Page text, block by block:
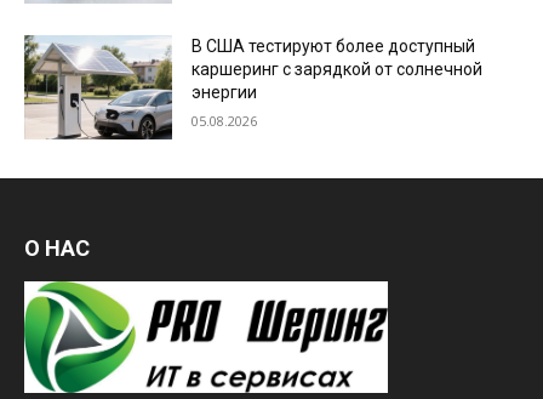
В США тестируют более доступный
каршеринг с зарядкой от солнечной
энергии
05.08.2026
О НАС